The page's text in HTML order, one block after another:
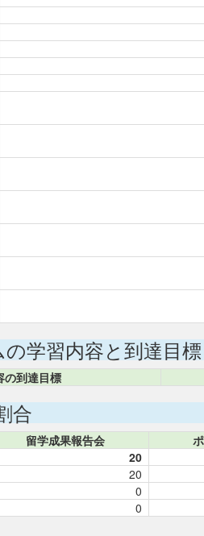
学習内容と到達目標
の到達目標
合
留学成果報告会
20
20
0
0